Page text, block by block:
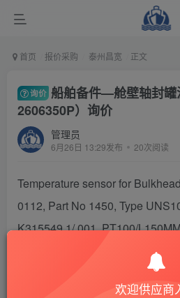
首页 报价采购 泰州昌宽 正文
询价 船舶备件—舱壁轴封
2606350P）询价
管理员
6月26日 13:29发布 20次阅读
Temperature sensor for
0112, Part No 1450, Type
K315549.1/ 001, PT100/
Barksdale Control products06/
230V/2A/40V, Made in Germany
欢迎供应商